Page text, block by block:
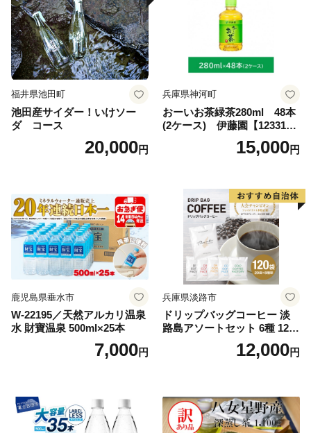
福井県池田町
池田産サイダー！いけソー
ダ コース
20,000円
兵庫県神河町
おーいお茶緑茶280ml 48本
(2ケース) 伊藤園【123317
15,000円
鹿児島県垂水市
W-22195／天然アルカリ温泉
水 財寶温泉 500ml×25本
7,000円
兵庫県淡路市
ドリップバッグコーヒー 淡
路島アソートセット 6種 120
袋 飲み比べ コーヒー
12,000円